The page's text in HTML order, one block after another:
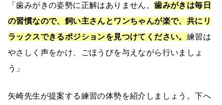
「歯みがきの姿勢に正解はありません。歯みがきは毎日
の習慣なので、飼い主さんとワンちゃんが楽で、共にリ
ラックスできるポジションを見つけてください。 練習は
やさしく声をかけ、ごほうびを与えながら行いましょ
う」
矢崎先生が提案する練習の体勢を紹介しましょう。下へ